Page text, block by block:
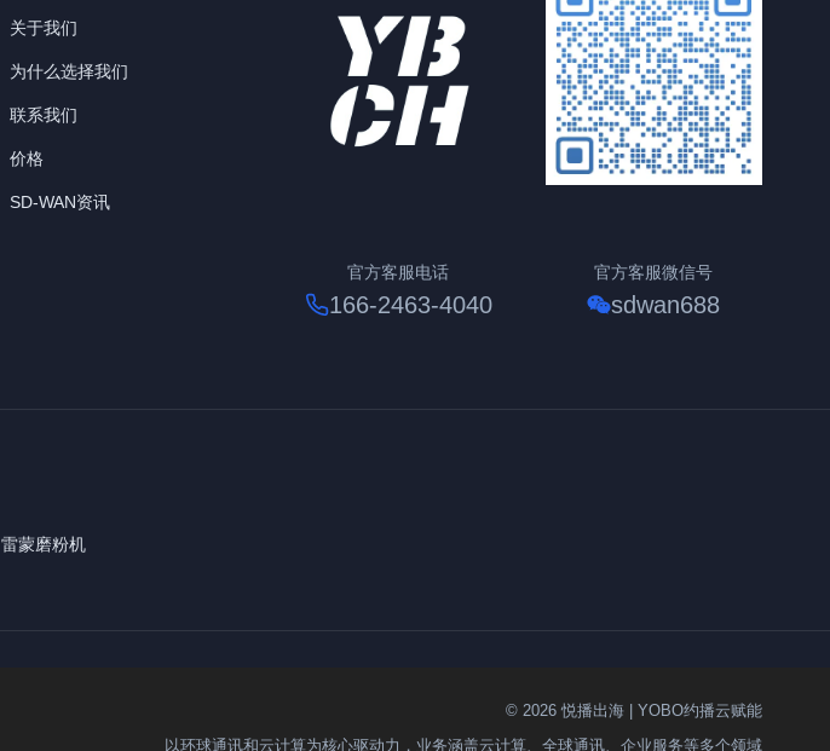
关于我们
为什么选择我们
联系我们
价格
SD-WAN资讯
官方客服电话
166-2463-4040
官方客服微信号
sdwan688
雷蒙磨粉机
© 2026 悦播出海 | YOBO约播云赋能
以环球通讯和云计算为核心驱动力，业务涵盖云计算、全球通讯、企业服务等多个领域